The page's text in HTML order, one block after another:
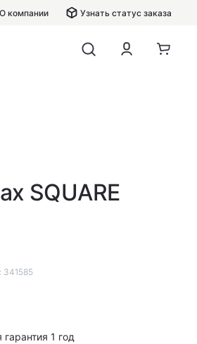
О компании Узнать статус заказа
SQUARE
341585
1 год